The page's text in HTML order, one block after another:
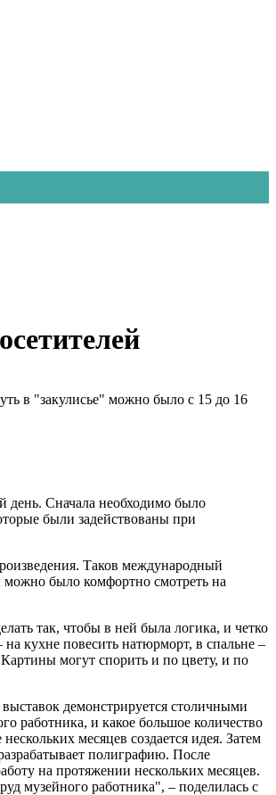
в "закулисье" можно было с 15 до 16
день. Сначала необходимо было
были задействованы при
Таков международный
можно было комфортно смотреть на
так, чтобы в ней была логика, и четко
кухне повесить натюрморт, в спальне –
могут спорить и по цвету, и по
демонстрируется столичными
работника, и какое большое количество
месяцев создается идея. Затем
полиграфию. После
на протяжении нескольких месяцев.
музейного работника", – поделилась с